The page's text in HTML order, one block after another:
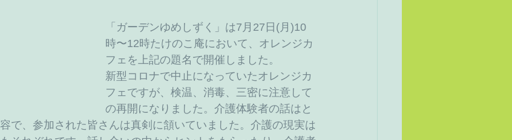
「ガーデンゆめしずく」は7月27日(月)10
時〜12時たけのこ庵において、オレンジカ
フェを上記の題名で開催しました。
新型コロナで中止になっていたオレンジカ
フェですが、検温、消毒、三密に注意して
の再開になりました。介護体験者の話はと
で、参加された皆さんは真剣に頷いていました。介護の現実は